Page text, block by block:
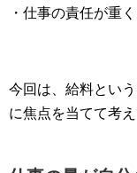
・仕事の責任が重
今回は、給料とい
に焦点を当てて考